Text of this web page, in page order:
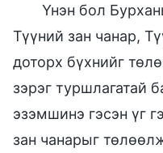
Үнэн бол
Түүний зан чанар,
доторх бүхнийг
зэрэг туршлагатай
эзэмшинэ гэсэн үг
зан чанарыг